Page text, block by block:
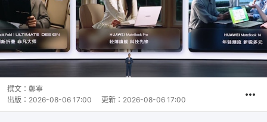
撰文： 鄭寧
出版： 2026-08-06 17:00 更新： 2026-08-06 17:00